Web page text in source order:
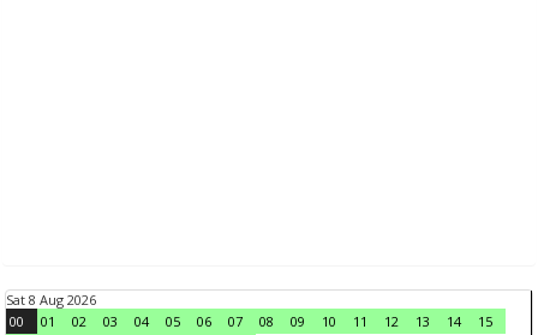
Sat 8 Aug 2026
00
01 02 03 04 05 06 07 08 09 10 11 12 13 14
15